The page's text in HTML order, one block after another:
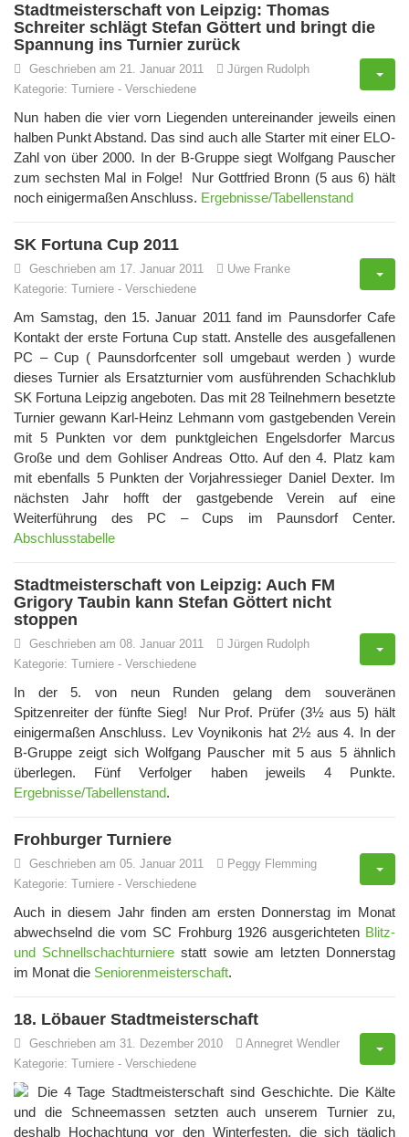
Stadtmeisterschaft von Leipzig: Thomas
Schreiter schlägt Stefan Göttert und bringt die
Spannung ins Turnier zurück
Geschrieben am 21. Januar 2011
Jürgen Rudolph
Kategorie: Turniere - Verschiedene
Nun haben die vier vorn Liegenden untereinander jeweils einen
halben Punkt Abstand. Das sind auch alle Starter mit einer ELO-
Zahl von über 2000. In der B-Gruppe siegt Wolfgang Pauscher
zum sechsten Mal in Folge! Nur Gottfried Bronn (5 aus 6) hält
noch einigermaßen Anschluss. Ergebnisse/Tabellenstand
SK Fortuna Cup 2011
Geschrieben am 17. Januar 2011
Uwe Franke
Kategorie: Turniere - Verschiedene
Am Samstag, den 15. Januar 2011 fand im Paunsdorfer Cafe
Kontakt der erste Fortuna Cup statt. Anstelle des ausgefallenen
PC – Cup ( Paunsdorfcenter soll umgebaut werden ) wurde
dieses Turnier als Ersatzturnier vom ausführenden Schachklub
SK Fortuna Leipzig angeboten. Das mit 28 Teilnehmern besetzte
Turnier gewann Karl-Heinz Lehmann vom gastgebenden Verein
mit 5 Punkten vor dem punktgleichen Engelsdorfer Marcus
Große und dem Gohliser Andreas Otto. Auf den 4. Platz kam
mit ebenfalls 5 Punkten der Vorjahressieger Daniel Dexter. Im
nächsten Jahr hofft der gastgebende Verein auf eine
Weiterführung des PC – Cups im Paunsdorf Center.
Abschlusstabelle
Stadtmeisterschaft von Leipzig: Auch FM
Grigory Taubin kann Stefan Göttert nicht
stoppen
Geschrieben am 08. Januar 2011
Jürgen Rudolph
Kategorie: Turniere - Verschiedene
In der 5. von neun Runden gelang dem souveränen
Spitzenreiter der fünfte Sieg! Nur Prof. Prüfer (3½ aus 5) hält
einigermaßen Anschluss. Lev Voynikonis hat 2½ aus 4. In der
B-Gruppe zeigt sich Wolfgang Pauscher mit 5 aus 5 ähnlich
überlegen. Fünf Verfolger haben jeweils 4 Punkte.
Ergebnisse/Tabellenstand.
Frohburger Turniere
Geschrieben am 05. Januar 2011
Peggy Flemming
Kategorie: Turniere - Verschiedene
Auch in diesem Jahr finden am ersten Donnerstag im Monat
abwechselnd die vom SC Frohburg 1926 ausgerichteten Blitz-
und Schnellschachturniere statt sowie am letzten Donnerstag
im Monat die Seniorenmeisterschaft.
18. Löbauer Stadtmeisterschaft
Geschrieben am 31. Dezember 2010
Annegret Wendler
Kategorie: Turniere - Verschiedene
Die 4 Tage Stadtmeisterschaft sind Geschichte. Die Kälte
und die Schneemassen setzten auch unserem Turnier zu,
deshalb Hochachtung vor den Winterfesten, die sich täglich